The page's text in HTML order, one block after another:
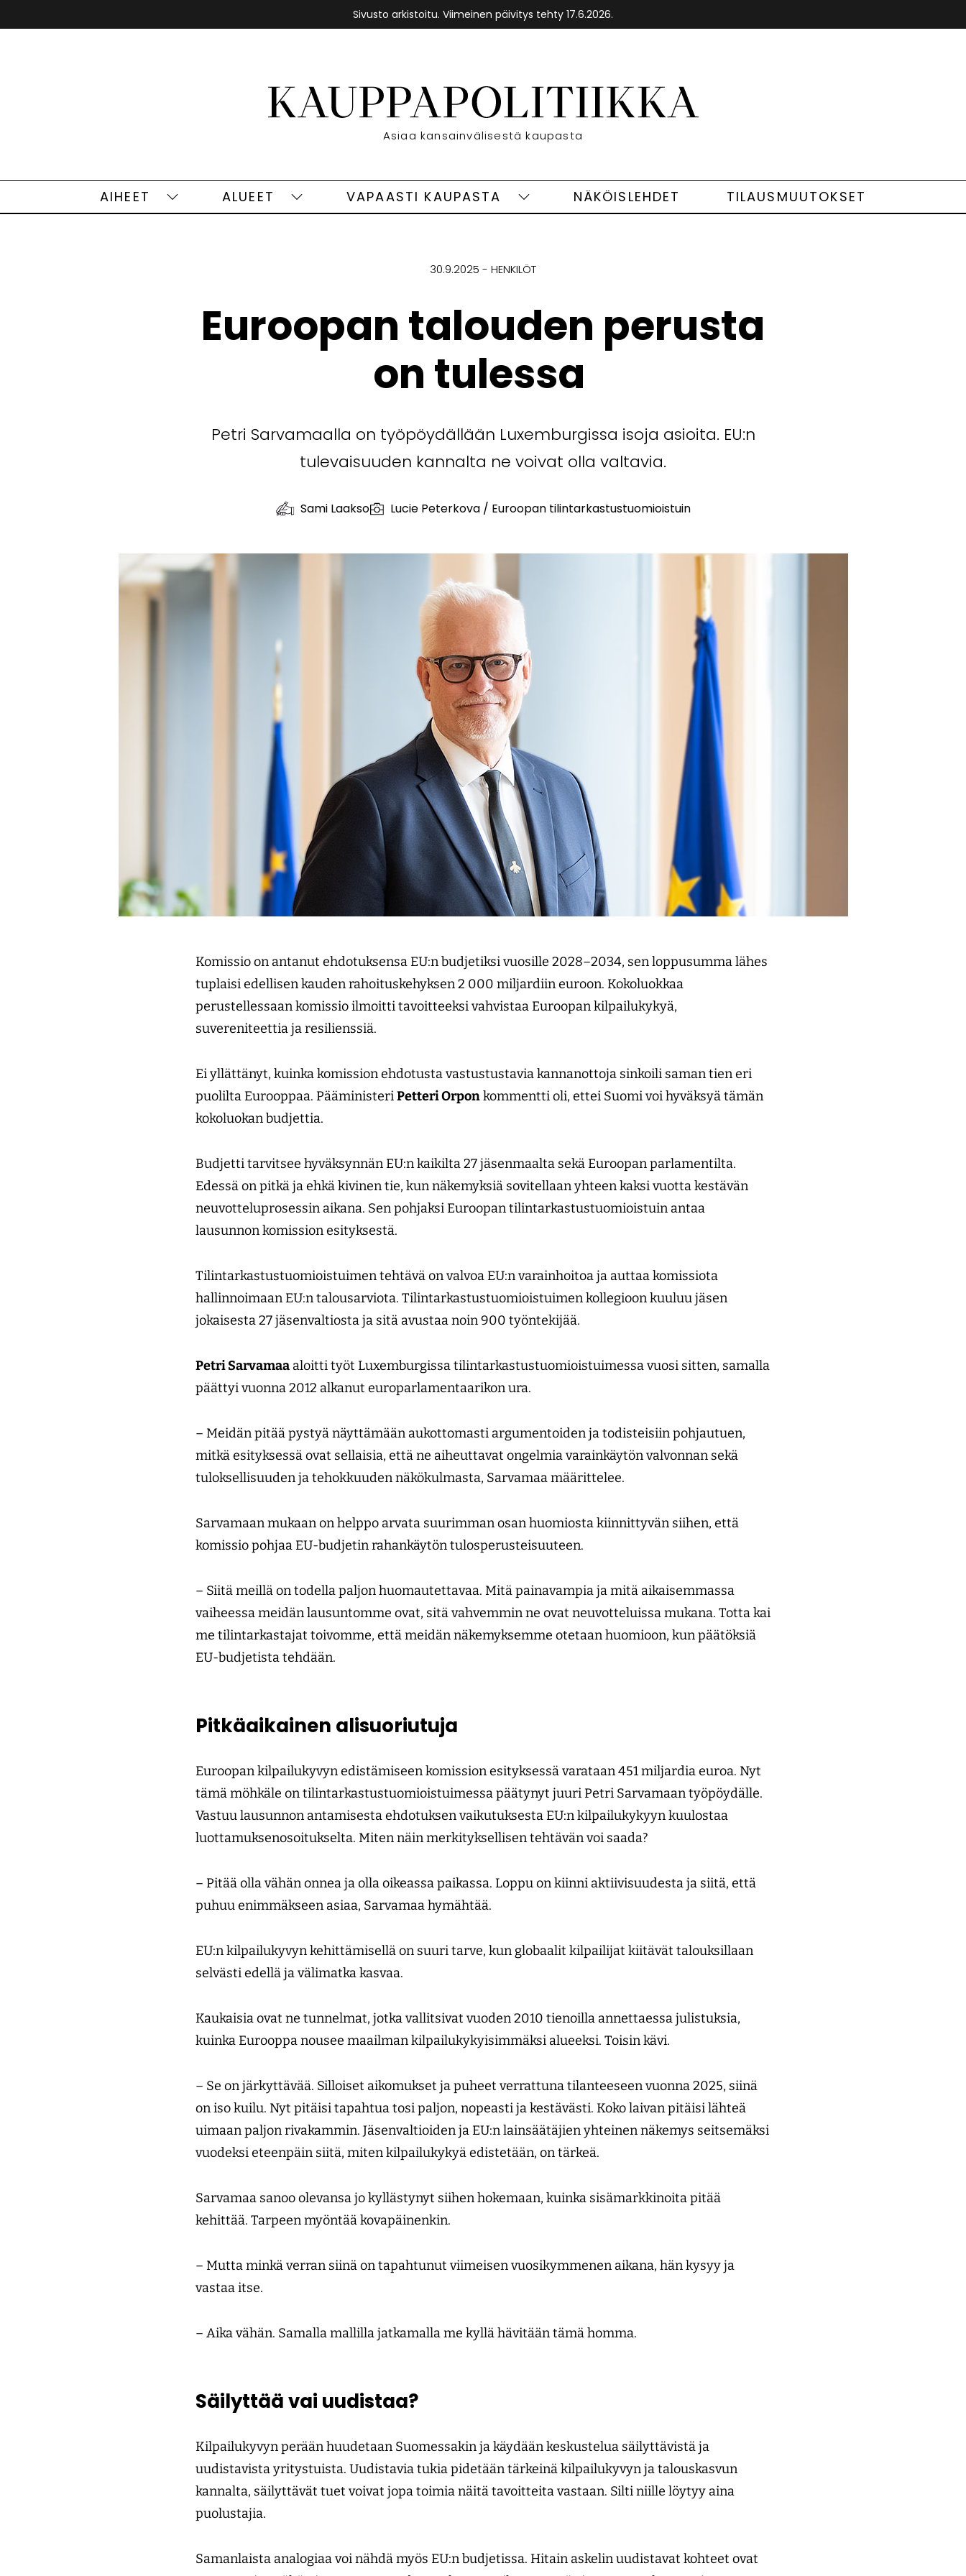
Sivusto arkistoitu. Viimeinen päivitys tehty 17.6.2026.
Etusivu
Asiaa kansainvälisestä kaupasta
AIHEET
Aiheet
ALUEET
Alueet
VAPAASTI KAUPASTA
VapaastiNÄKÖISLEHDET TILAUSMUUTOKSET
30.9.2025 HENKILÖT
Euroopan talouden perusta
on tulessa
Petri Sarvamaalla on työpöydällään Luxemburgissa isoja asioita. EU:n
tulevaisuuden kannalta ne voivat olla valtavia.
Sami Laakso Lucie Peterkova / Euroopan tilintarkastustuomioistuin
Komissio on antanut ehdotuksensa EU:n budjetiksi vuosille 2028–2034, sen loppusumma lähes
tuplaisi edellisen kauden rahoituskehyksen 2 000 miljardiin euroon. Kokoluokkaa
perustellessaan komissio ilmoitti tavoitteeksi vahvistaa Euroopan kilpailukykyä,
suvereniteettia ja resilienssiä.
Ei yllättänyt, kuinka komission ehdotusta vastustustavia kannanottoja sinkoili saman tien eri
puolilta Eurooppaa. PääministeriPetteri Orponkommentti oli, ettei Suomi voi hyväksyä tämän
kokoluokan budjettia.
Budjetti tarvitsee hyväksynnän EU:n kaikilta 27 jäsenmaalta sekä Euroopan parlamentilta.
Edessä on pitkä ja ehkä kivinen tie, kun näkemyksiä sovitellaan yhteen kaksi vuotta kestävän
neuvotteluprosessin aikana. Sen pohjaksi Euroopan tilintarkastustuomioistuin antaa
lausunnon komission esityksestä.
Tilintarkastustuomioistuimen tehtävä on valvoa EU:n varainhoitoa ja auttaa komissiota
hallinnoimaan EU:n talousarviota. Tilintarkastustuomioistuimen kollegioon kuuluu jäsen
jokaisesta 27 jäsenvaltiosta ja sitä avustaa noin 900 työntekijää.
Petri Sarvamaa aloitti työt Luxemburgissa tilintarkastustuomioistuimessa vuosi sitten, samalla
päättyi vuonna 2012 alkanut europarlamentaarikon ura.
– Meidän pitää pystyä näyttämään aukottomasti argumentoiden ja todisteisiin pohjautuen,
mitkä esityksessä ovat sellaisia, että ne aiheuttavat ongelmia varainkäytön valvonnan sekä
tuloksellisuuden ja tehokkuuden näkökulmasta, Sarvamaa määrittelee.
Sarvamaan mukaan on helppo arvata suurimman osan huomiosta kiinnittyvän siihen, että
komissio pohjaa EU-budjetin rahankäytön tulosperusteisuuteen.
– Siitä meillä on todella paljon huomautettavaa. Mitä painavampia ja mitä aikaisemmassa
vaiheessa meidän lausuntomme ovat, sitä vahvemmin ne ovat neuvotteluissa mukana. Totta kai
me tilintarkastajat toivomme, että meidän näkemyksemme otetaan huomioon, kun päätöksiä
EU-budjetista tehdään.
Pitkäaikainen alisuoriutuja
Euroopan kilpailukyvyn edistämiseen komission esityksessä varataan 451 miljardia euroa. Nyt
tämä möhkäle on tilintarkastustuomioistuimessa päätynyt juuri Petri Sarvamaan työpöydälle.
Vastuu lausunnon antamisesta ehdotuksen vaikutuksesta EU:n kilpailukykyyn kuulostaa
luottamuksenosoitukselta. Miten näin merkityksellisen tehtävän voi saada?
– Pitää olla vähän onnea ja olla oikeassa paikassa. Loppu on kiinni aktiivisuudesta ja siitä, että
puhuu enimmäkseen asiaa, Sarvamaa hymähtää.
EU:n kilpailukyvyn kehittämisellä on suuri tarve, kun globaalit kilpailijat kiitävät talouksillaan
selvästi edellä ja välimatka kasvaa.
Kaukaisia ovat ne tunnelmat, jotka vallitsivat vuoden 2010 tienoilla annettaessa julistuksia,
kuinka Eurooppa nousee maailman kilpailukykyisimmäksi alueeksi. Toisin kävi.
– Se on järkyttävää. Silloiset aikomukset ja puheet verrattuna tilanteeseen vuonna 2025, siinä
on iso kuilu. Nyt pitäisi tapahtua tosi paljon, nopeasti ja kestävästi. Koko laivan pitäisi lähteä
uimaan paljon rivakammin. Jäsenvaltioiden ja EU:n lainsäätäjien yhteinen näkemys seitsemäksi
vuodeksi eteenpäin siitä, miten kilpailukykyä edistetään, on tärkeä.
Sarvamaa sanoo olevansa jo kyllästynyt siihen hokemaan, kuinka sisämarkkinoita pitää
kehittää. Tarpeen myöntää kovapäinenkin.
– Mutta minkä verran siinä on tapahtunut viimeisen vuosikymmenen aikana, hän kysyy ja
vastaa itse.
– Aika vähän. Samalla mallilla jatkamalla me kyllä hävitään tämä homma.
Säilyttää vai uudistaa?
Kilpailukyvyn perään huudetaan Suomessakin ja käydään keskustelua säilyttävistä ja
uudistavista yritystuista. Uudistavia tukia pidetään tärkeinä kilpailukyvyn ja talouskasvun
kannalta, säilyttävät tuet voivat jopa toimia näitä tavoitteita vastaan. Silti niille löytyy aina
puolustajia.
Samanlaista analogiaa voi nähdä myös EU:n budjetissa. Hitain askelin uudistavat kohteet ovat